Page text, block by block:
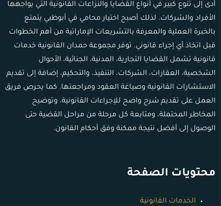
أدى إلى تنوع كبير في أنواع القضايا والنزاعات القانونية التي يواجهها
الأفراد والشركات. لذلك أصبح اختيار محامي في أبوظبي يتمتع
بالخبرة العملية والمعرفة بالتشريعات الإماراتية من أهم الخطوات
قبل اتخاذ أي إجراء قانوني. توفر مجموعة حمدان القانونية خدمات
قانونية تشمل القضايا التجارية، المدنية، الجنائية، الأحوال
الشخصية، العقارات، الشركات، التنفيذ، والتحكيم، إضافة إلى تقديم
الاستشارات القانونية وصياغة العقود ومراجعتها. كما يحرص فريق
العمل على تقديم شرح واضح للإجراءات القانونية، وتوضيح
المخاطر المحتملة، ومتابعة كل مرحلة من مراحل القضية حتى
الوصول إلى أفضل نتيجة ممكنة وفق أحكام القانون.
محتويات الصفحة
الخدمات القانونية